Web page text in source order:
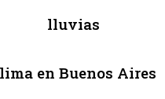
lluvias
en Buenos Aires